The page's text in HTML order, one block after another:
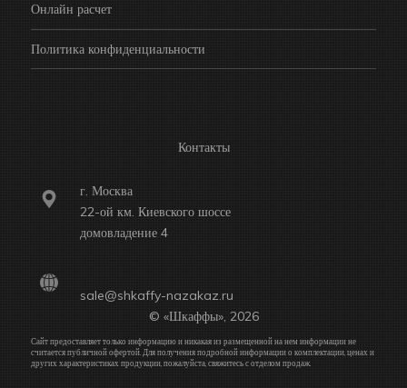
Онлайн расчет
Политика конфиденциальности
Контакты
г. Москва
22-ой км. Киевского шоссе
домовладение 4
sale@shkaffy-nazakaz.ru
© «Шкаффы», 2026
Сайт предоставляет только информацию и никакая из размещенной на нем информации не
считается публичной офертой. Для получения подробной информации о комплектации, ценах и
других характеристиках продукции, пожалуйста, свяжитесь с отделом продаж.